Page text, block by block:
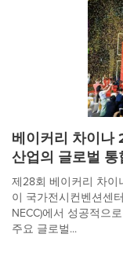
베이커리 차이나
산업의 글로벌
제28회 베이커리 차
이 국가전시컨벤션센
NECC)에서 성공적으
주요 글로벌...